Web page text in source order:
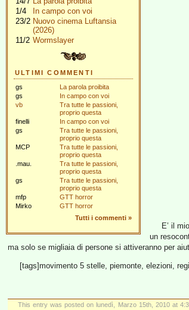
1/4
In campo con voi
23/2 Nuovo cinema Luftansia
(2026)
11/2 Wormslayer
ULTIMI COMMENTI
gs
La parola proibita
gs
In campo con voi
vb
Tra tutte le passioni,
proprio questa
finelli
In campo con voi
gs
Tra tutte le passioni,
proprio questa
MCP
Tra tutte le passioni,
proprio questa
.mau.
Tra tutte le passioni,
proprio questa
gs
Tra tutte le passioni,
proprio questa
mfp
GTT horror
Mirko
GTT horror
Tutti i commenti »
E’ il
un
ma solo se migliaia di persone si attiveranno per
[tags]movimento 5 stelle, piemonte, elezioni,
This entry was posted on lunedì, Marzo 15th, 2010 at